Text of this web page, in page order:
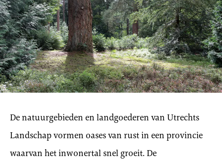
De natuurgebieden en landgoederen van Utrechts
Landschap vormen oases van rust in een provincie
waarvan het inwonertal snel groeit. De